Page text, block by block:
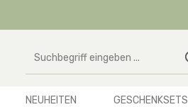
NEUHEITEN GESCHENKSETS